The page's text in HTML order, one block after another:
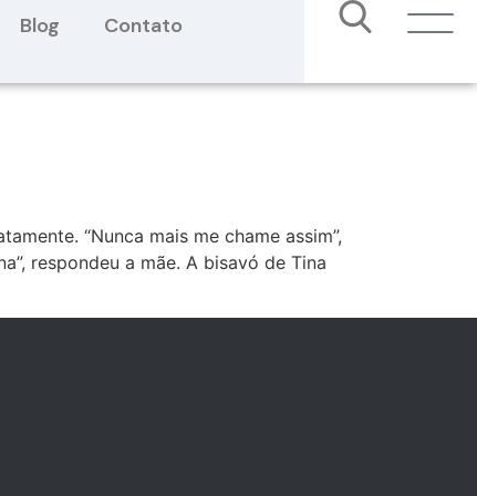
Blog Contato
“Nunca mais me chame assim”,
respondeu a mãe. A bisavó de Tina